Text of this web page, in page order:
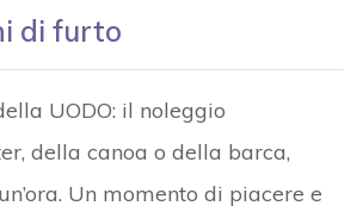
di furto
UODO: il noleggio
della canoa o della barca,
Un momento di piacere e